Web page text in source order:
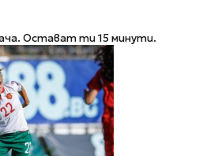
Остават ти 15 минути.